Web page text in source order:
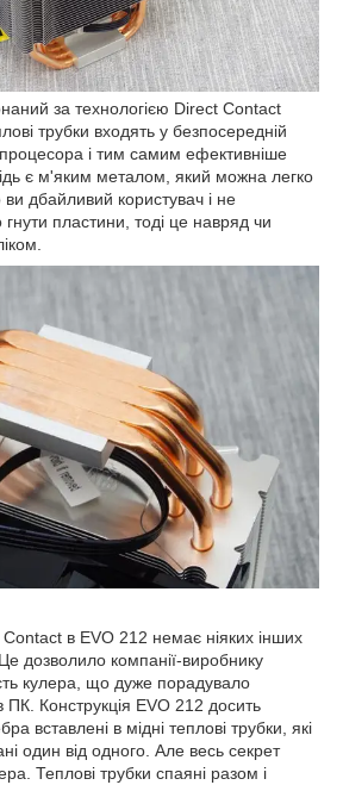
за технологією Direct Contact
трубки входять у безпосередній
і тим самим ефективніше
є м'яким металом, який можна легко
дбайливий користувач і не
пластини, тоді це навряд чи
Contact в EVO 212 немає ніяких інших
дозволило компанії-виробнику
кулера, що дуже порадувало
ПК. Конструкція EVO 212 досить
вставлені в мідні теплові трубки, які
один від одного. Але весь секрет
Теплові трубки спаяні разом і